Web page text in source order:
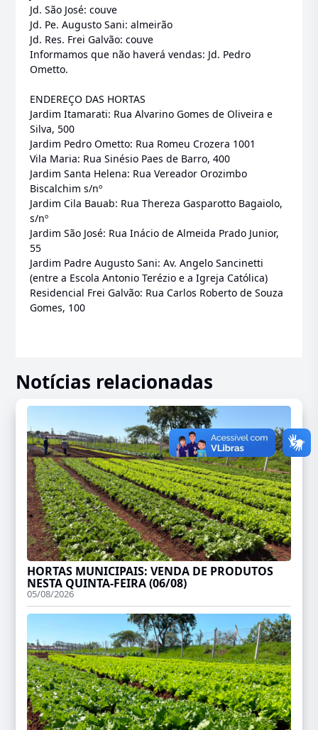
Jd. São José: couve
Jd. Pe. Augusto Sani: almeirão
Jd. Res. Frei Galvão: couve
Informamos que não haverá vendas: Jd. Pedro
Ometto.
ENDEREÇO DAS HORTAS
Jardim Itamarati: Rua Alvarino Gomes de Oliveira e
Silva, 500
Jardim Pedro Ometto: Rua Romeu Crozera 1001
Vila Maria: Rua Sinésio Paes de Barro, 400
Jardim Santa Helena: Rua Vereador Orozimbo
Biscalchim s/nº
Jardim Cila Bauab: Rua Thereza Gasparotto Bagaiolo,
s/nº
Jardim São José: Rua Inácio de Almeida Prado Junior,
55
Jardim Padre Augusto Sani: Av. Angelo Sancinetti
(entre a Escola Antonio Terézio e a Igreja Católica)
Residencial Frei Galvão: Rua Carlos Roberto de Souza
Gomes, 100
Notícias relacionadas
HORTAS MUNICIPAIS: VENDA DE PRODUTOS
NESTA QUINTA-FEIRA (06/08)
05/08/2026